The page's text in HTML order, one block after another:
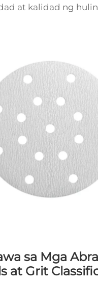
at kalidad ng
sa Mga
at Grit